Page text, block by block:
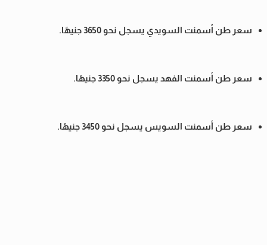
سعر طن أسمنت السويدي يسجل نحو 3650 جنيهًا.
سعر طن أسمنت الفهد يسجل نحو 3350 جنيهًا.
سعر طن أسمنت السويس يسجل نحو 3450 جنيهًا.